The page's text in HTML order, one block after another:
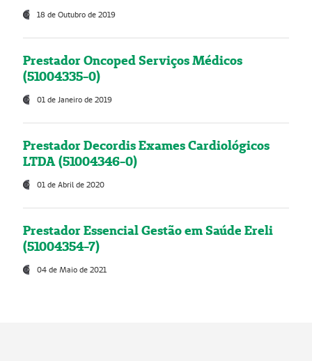
18 de Outubro de 2019
Prestador Oncoped Serviços Médicos
(51004335-0)
01 de Janeiro de 2019
Prestador Decordis Exames Cardiológicos
LTDA (51004346-0)
01 de Abril de 2020
Prestador Essencial Gestão em Saúde Ereli
(51004354-7)
04 de Maio de 2021